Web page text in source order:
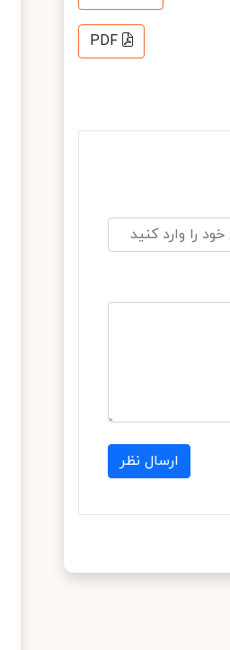
PDF
ارسال نظر